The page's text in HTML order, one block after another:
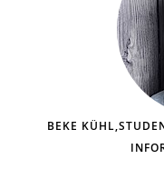
BEKE